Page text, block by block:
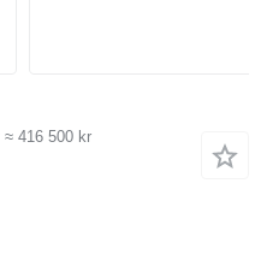
≈ 416 500 kr